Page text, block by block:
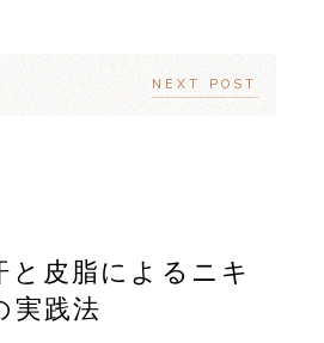
NEXT POST
と皮脂によるニキ
実践法